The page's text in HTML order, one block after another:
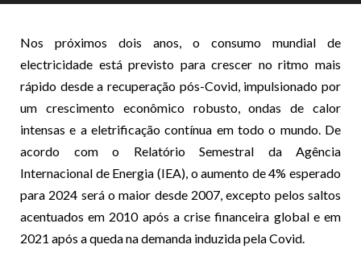
Nos próximos dois anos, o consumo mundial de
electricidade está previsto para crescer no ritmo mais
rápido desde a recuperação pós-Covid, impulsionado por
um crescimento econômico robusto, ondas de calor
intensas e a eletrificação contínua em todo o mundo. De
acordo com o Relatório Semestral da Agência
Internacional de Energia (IEA), o aumento de 4% esperado
para 2024 será o maior desde 2007, excepto pelos saltos
acentuados em 2010 após a crise financeira global e em
2021 após a queda na demanda induzida pela Covid.